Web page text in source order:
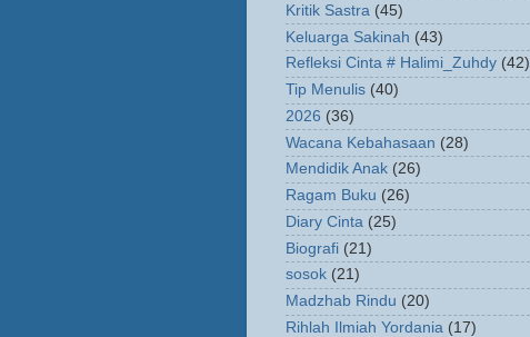
Kritik Sastra (45)
Keluarga Sakinah (43)
Refleksi Cinta # Halimi_Zuhdy (42)
Tip Menulis (40)
2026 (36)
Wacana Kebahasaan (28)
Mendidik Anak (26)
Ragam Buku (26)
Diary Cinta (25)
Biografi (21)
sosok (21)
Madzhab Rindu (20)
Rihlah Ilmiah Yordania (17)